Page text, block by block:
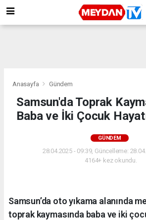
Anasayfa Gündem
Samsun'da Toprak
Baba ve İki Çocuk
GÜNDEM
28.04.2025 - 09:39, Güncelleme:
4164+ kez okundu.
Samsun’da oto yıkama alanında
toprak kaymasında baba ve iki